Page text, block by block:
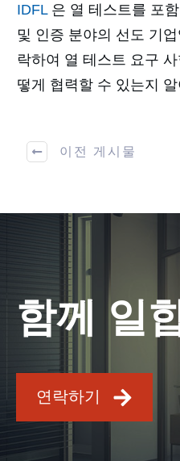
IDFL은 열 테스트를 포
및 인증 분야의 선도 기
락하여 열 테스트 요구
떻게 협력할 수 있는지
이전 게시물
함께 일
연락하기